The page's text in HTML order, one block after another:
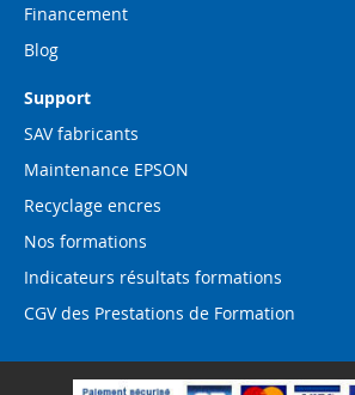
Financement
Blog
Support
SAV fabricants
Maintenance EPSON
Recyclage encres
Nos formations
Indicateurs résultats formations
CGV des Prestations de Formation